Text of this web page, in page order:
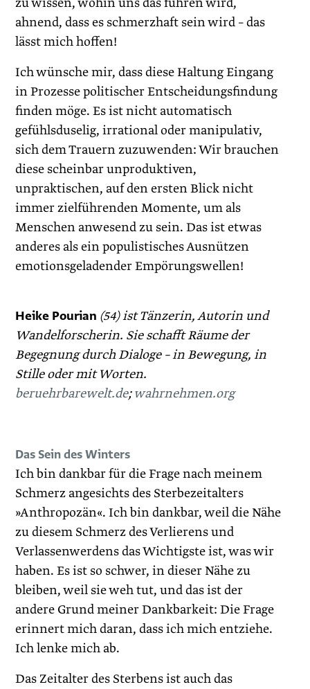
ahnend, dass es schmerzhaft sein wird – das
lässt mich hoffen!
Ich wünsche mir, dass diese Haltung Eingang
in Prozesse politischer Entscheidungsfindung
finden möge. Es ist nicht automatisch
gefühlsduselig, irrational oder manipulativ,
sich dem Trauern zuzuwenden: Wir brauchen
diese scheinbar unproduktiven,
unpraktischen, auf den ersten Blick nicht
immer zielführenden Momente, um als
Menschen anwesend zu sein. Das ist etwas
anderes als ein populistisches Ausnützen
emotionsgeladender Empörungswellen!
Heike Pourian (54) ist Tänzerin, Autorin und
Wandelforscherin. Sie schafft Räume der
Begegnung durch Dialoge – in Bewegung, in
Stille oder mit Worten.
beruehrbarewelt.de;wahrnehmen.org
Das Sein des Winters
Ich bin dankbar für die Frage nach meinem
Schmerz angesichts des Sterbezeitalters
»Anthropozän«. Ich bin dankbar, weil die Nähe
zu diesem Schmerz des Verlierens und
Verlassenwerdens das Wichtigste ist, was wir
haben. Es ist so schwer, in dieser Nähe zu
bleiben, weil sie weh tut, und das ist der
andere Grund meiner Dankbarkeit: Die Frage
erinnert mich daran, dass ich mich entziehe.
Ich lenke mich ab.
Das Zeitalter des Sterbens ist auch das